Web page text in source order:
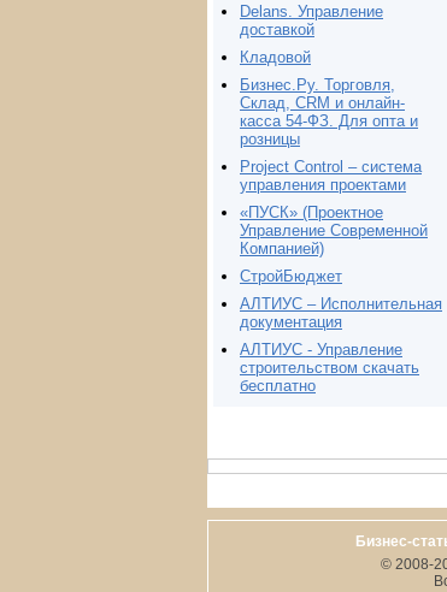
Delans. Управление
доставкой
Кладовой
Бизнес.Ру. Торговля,
Склад, CRM и онлайн-
касса 54-ФЗ. Для опта и
розницы
Project Сontrol – система
управления проектами
«ПУСК» (Проектное
Управление Современной
Компанией)
СтройБюджет
АЛТИУС – Исполнительная
документация
АЛТИУС - Управление
строительством скачать
бесплатно
Бизнес-
© 2008-